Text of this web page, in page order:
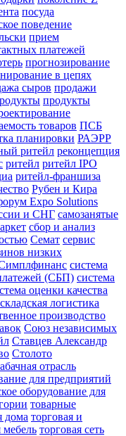
посуда
поведение
прием
платежей
прогнозирование
в цепях
сыров продажи
продукты
товаров ПСБ
планировки РАЭРР
ритейл реконцепция
ритейл ритейл IPO
ритейл-франшиза
Рубен и Кира
Expo Solutions
и СНГ самозанятые
сбор и анализ
Семат сервис
низких
система
(СБП) система
оценки качества
складская логистика
производство
Союз независимых
Ставцев Александр
Столото
отрасль
для предприятий
оборудование для
товарные
дома торговая и
мебель торговая сеть